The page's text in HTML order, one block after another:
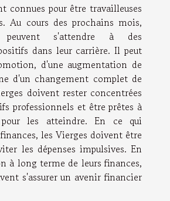
connues pour être travailleuses
Au cours des prochains mois,
s'attendre à des
dans leur carrière. Il peut
d'une augmentation de
d'un changement complet de
doivent rester concentrées
professionnels et être prêtes à
les atteindre. En ce qui
les Vierges doivent être
les dépenses impulsives. En
à long terme de leurs finances,
s'assurer un avenir financier